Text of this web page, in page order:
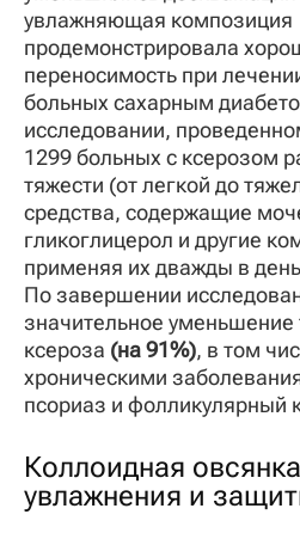
увлажняющая композиция
продемонстрировала
переносимость при
больных сахарным
исследовании,
1299 больных с ксерозом
тяжести (от легкой до
средства, содержащие
гликоглицерол и другие
применяя их дважды в
По завершении
значительное уменьшение
ксероза (на 91%), в том
хроническими
псориаз и фолликулярный
Коллоидная
увлажнения и